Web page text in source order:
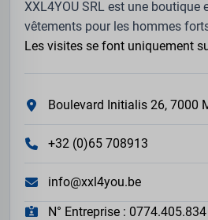
XXL4YOU SRL est une boutique
vêtements pour les hommes
Les visites se font uniquement
Boulevard Initialis 26, 7000
+32 (0)65 708913
info@xxl4you.be
N° Entreprise : 0774.405.834